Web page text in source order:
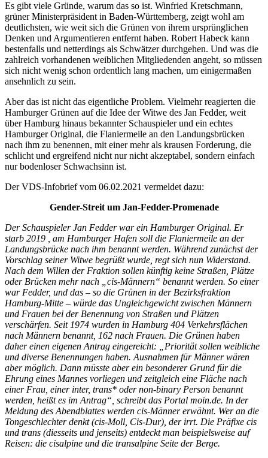
Es gibt viele Gründe, warum das so ist. Winfried Kretschmann,
grüner Ministerpräsident in Baden-Württemberg, zeigt wohl am
deutlichsten, wie weit sich die Grünen von ihrem ursprünglichen
Denken und Argumentieren entfernt haben. Robert Habeck kann
bestenfalls und netterdings als Schwätzer durchgehen. Und was die
zahlreich vorhandenen weiblichen Mitgliedenden angeht, so müssen
sich nicht wenig schon ordentlich lang machen, um einigermaßen
ansehnlich zu sein.
Aber das ist nicht das eigentliche Problem. Vielmehr reagierten die
Hamburger Grünen auf die Idee der Witwe des Jan Fedder, weit
über Hamburg hinaus bekannter Schauspieler und ein echtes
Hamburger Original, die Flaniermeile an den Landungsbrücken
nach ihm zu benennen, mit einer mehr als krausen Forderung, die
schlicht und ergreifend nicht nur nicht akzeptabel, sondern einfach
nur bodenloser Schwachsinn ist.
Der VDS-Infobrief vom 06.02.2021 vermeldet dazu:
Gender-Streit um Jan-Fedder-Promenade
Der Schauspieler Jan Fedder war ein Hamburger Original. Er
starb 2019 , am Hamburger Hafen soll die Flaniermeile an der
Landungsbrücke nach ihm benannt werden. Während zunächst der
Vorschlag seiner Witwe begrüßt wurde, regt sich nun Widerstand.
Nach dem Willen der Fraktion sollen künftig keine Straßen, Plätze
oder Brücken mehr nach „cis-Männern“ benannt werden. So einer
war Fedder, und das – so die Grünen in der Bezirksfraktion
Hamburg-Mitte – würde das Ungleichgewicht zwischen Männern
und Frauen bei der Benennung von Straßen und Plätzen
verschärfen. Seit 1974 wurden in Hamburg 404 Verkehrsflächen
nach Männern benannt, 162 nach Frauen. Die Grünen haben
daher einen eigenen Antrag eingereicht: „Priorität sollen weibliche
und diverse Benennungen haben. Ausnahmen für Männer wären
aber möglich. Dann müsste aber ein besonderer Grund für die
Ehrung eines Mannes vorliegen und zeitgleich eine Fläche nach
einer Frau, einer inter, trans* oder non-binary Person benannt
werden, heißt es im Antrag“, schreibt das Portal moin.de. In der
Meldung des Abendblattes werden cis-Männer erwähnt. Wer an die
Tongeschlechter denkt (cis-Moll, Cis-Dur), der irrt. Die Präfixe cis
und trans (diesseits und jenseits) entdeckt man beispielsweise auf
Reisen: die cisalpine und die transalpine Seite der Berge.